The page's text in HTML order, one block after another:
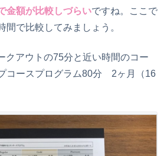
金額が比較しづらいですね。ここで
間で比較してみましょう。
クアウトの75分と近い時間のコー
コースプログラム80分 2ヶ月（16